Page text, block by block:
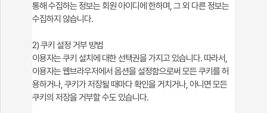
통해 수집하는 정보는 회원 아이디에 한하며, 그 외 다른 정보는
수집하지 않습니다.
2) 쿠키 설정 거부 방법
이용자는 쿠키 설치에 대한 선택권을 가지고 있습니다. 따라서,
이용자는 웹브라우저에서 옵션을 설정함으로써 모든 쿠키를 허
용하거나, 쿠키가 저장될 때마다 확인을 거치거나, 아니면 모든
쿠키의 저장을 거부할 수도 있습니다.